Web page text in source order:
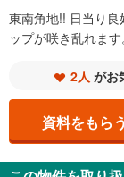
東南角地!! 日当り良
ップが咲き乱れま
2人 がお
資料をもらう